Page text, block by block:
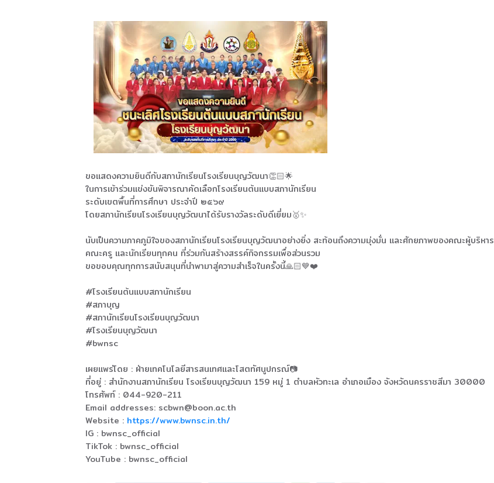
ขอแสดงความยินดีกับสภานักเรียนโรงเรียนบุญวัฒนา👏🏻🌟
ในการเข้าร่วมแข่งขันพิจารณาคัดเลือกโรงเรียนต้นแบบสภานักเรียน
ระดับเขตพื้นที่การศึกษา ประจำปี ๒๕๖๙
โดยสภานักเรียนโรงเรียนบุญวัฒนาได้รับรางวัลระดับดีเยี่ยม🥇✨
นับเป็นความภาคภูมิใจของสภานักเรียนโรงเรียนบุญวัฒนาอย่างยิ่ง สะท้อนถึงความมุ่งมั่น และศักยภาพของคณะผู้บริหาร
คณะครู และนักเรียนทุกคน ที่ร่วมกันสร้างสรรค์กิจกรรมเพื่อส่วนรวม
ขอขอบคุณทุกการสนับสนุนที่นำพามาสู่ความสำเร็จในครั้งนี้🙏🏻💙❤️
#โรงเรียนต้นแบบสภานักเรียน
#สภาบุญ
#สภานักเรียนโรงเรียนบุญวัฒนา
#โรงเรียนบุญวัฒนา
#bwnsc
เผยแพร่โดย : ฝ่ายเทคโนโลยีสารสนเทศและโสตทัศนูปกรณ์📷
ที่อยู่ : สำนักงานสภานักเรียน โรงเรียนบุญวัฒนา 159 หมู่ 1 ตำบลหัวทะเล อำเภอเมือง จังหวัดนครราชสีมา 30000
โทรศัพท์ : 044-920-211
Email addresses: scbwn@boon.ac.th
Website : https://www.bwnsc.in.th/
IG : bwnsc_official
TikTok : bwnsc_official
YouTube : bwnsc_official